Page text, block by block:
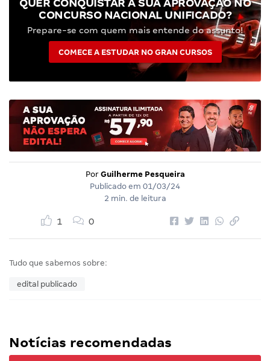
CONCURSO NACIONAL UNIFICADO?
Prepare-se com quem mais entende do assunto!
COMECE A ESTUDAR NO GRAN CURSOS
Por Guilherme Pesqueira
Publicado em 01/03/24
2 min. de leitura
1 0
Tudo que sabemos sobre:
edital publicado
Notícias recomendadas